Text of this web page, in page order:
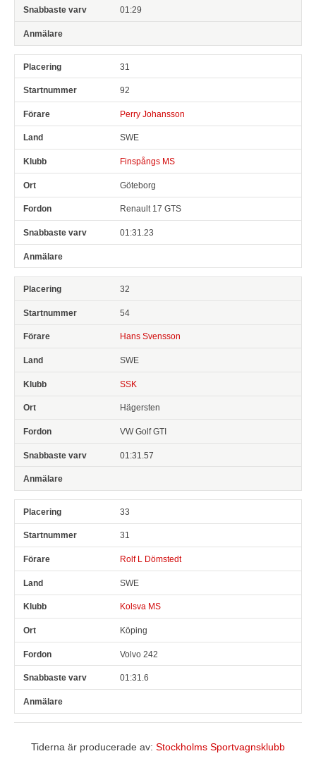
01:29
31
92
Perry Johansson
SWE
Finspångs MS
Göteborg
Renault 17 GTS
01:31.23
32
54
Hans Svensson
SWE
SSK
Hägersten
VW Golf GTI
01:31.57
33
31
Rolf L Dömstedt
SWE
Kolsva MS
Köping
Volvo 242
01:31.6
Tiderna är producerade av: Stockholms Sportvagnsklubb